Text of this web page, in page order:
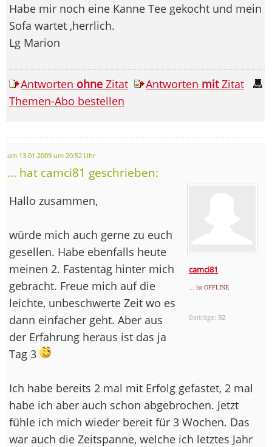
Habe mir noch eine Kanne Tee gekocht und mein
Sofa wartet ,herrlich.
Lg Marion
Antworten ohne Zitat Antworten mitZitat
Themen-Abo bestellen
am 13.01.2009 um 20:52 Uhr
... hat camci81 geschrieben:
camci81
... ist OFFLINE
Beiträge:92
Hallo zusammen,
würde mich auch gerne zu euch
gesellen. Habe ebenfalls heute
meinen 2. Fastentag hinter mich
gebracht. Freue mich auf die
leichte, unbeschwerte Zeit wo es
dann einfacher geht. Aber aus
der Erfahrung heraus ist das ja
Tag 3
Ich habe bereits 2 mal mit Erfolg gefastet, 2 mal
habe ich aber auch schon abgebrochen. Jetzt
fühle ich mich wieder bereit für 3 Wochen. Das
war auch die Zeitspanne, welche ich letztes Jahr